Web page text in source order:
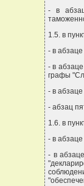
- в
1.5. в
- в
- в
графы
- в
- абзац
1.6. в
- в
- в